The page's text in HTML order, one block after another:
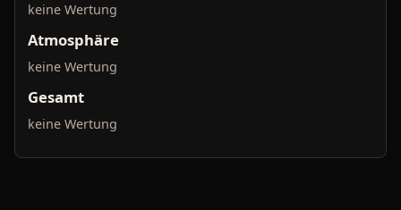
keine Wertung
Atmosphäre
keine Wertung
Gesamt
keine Wertung